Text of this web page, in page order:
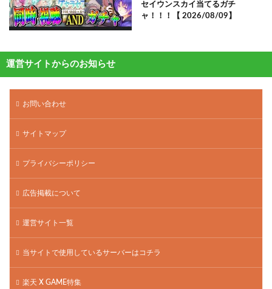
セイウンスカイ当てるガチ
ャ！！！【 2026/08/09】
運営サイトからのお知らせ
お問い合わせ
サイトマップ
プライバシーポリシー
広告掲載について
運営サイト一覧
当サイトで使用しているサーバーはコチラ
楽天 X GAME特集